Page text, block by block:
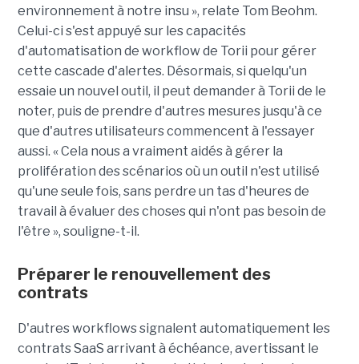
environnement à notre insu », relate Tom Beohm.
Celui-ci s'est appuyé sur les capacités
d'automatisation de workflow de Torii pour gérer
cette cascade d'alertes. Désormais, si quelqu'un
essaie un nouvel outil, il peut demander à Torii de le
noter, puis de prendre d'autres mesures jusqu'à ce
que d'autres utilisateurs commencent à l'essayer
aussi. « Cela nous a vraiment aidés à gérer la
prolifération des scénarios où un outil n'est utilisé
qu'une seule fois, sans perdre un tas d'heures de
travail à évaluer des choses qui n'ont pas besoin de
l'être », souligne-t-il.
Préparer le renouvellement des
contrats
D'autres workflows signalent automatiquement les
contrats SaaS arrivant à échéance, avertissant le